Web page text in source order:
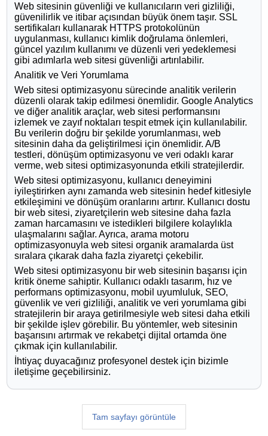
Web sitesinin güvenliği ve kullanıcıların veri gizliliği,
güvenilirlik ve itibar açısından büyük önem taşır. SSL
sertifikaları kullanarak HTTPS protokolünün
uygulanması, kullanıcı kimlik doğrulama önlemleri,
güncel yazılım kullanımı ve düzenli veri yedeklemesi
gibi adımlarla web sitesi güvenliği artırılabilir.
Analitik ve Veri Yorumlama
Web sitesi optimizasyonu sürecinde analitik verilerin
düzenli olarak takip edilmesi önemlidir. Google Analytics
ve diğer analitik araçlar, web sitesi performansını
izlemek ve zayıf noktaları tespit etmek için kullanılabilir.
Bu verilerin doğru bir şekilde yorumlanması, web
sitesinin daha da geliştirilmesi için önemlidir. A/B
testleri, dönüşüm optimizasyonu ve veri odaklı karar
verme, web sitesi optimizasyonunda etkili stratejilerdir.
Web sitesi optimizasyonu, kullanıcı deneyimini
iyileştirirken aynı zamanda web sitesinin hedef kitlesiyle
etkileşimini ve dönüşüm oranlarını artırır. Kullanıcı dostu
bir web sitesi, ziyaretçilerin web sitesine daha fazla
zaman harcamasını ve istedikleri bilgilere kolaylıkla
ulaşmalarını sağlar. Ayrıca, arama motoru
optimizasyonuyla web sitesi organik aramalarda üst
sıralara çıkarak daha fazla ziyaretçi çekebilir.
Web sitesi optimizasyonu bir web sitesinin başarısı için
kritik öneme sahiptir. Kullanıcı odaklı tasarım, hız ve
performans optimizasyonu, mobil uyumluluk, SEO,
güvenlik ve veri gizliliği, analitik ve veri yorumlama gibi
stratejilerin bir araya getirilmesiyle web sitesi daha etkili
bir şekilde işlev görebilir. Bu yöntemler, web sitesinin
başarısını artırmak ve rekabetçi dijital ortamda öne
çıkmak için kullanılabilir.
İhtiyaç duyacağınız profesyonel destek için bizimle
iletişime geçebilirsiniz.
Tam sayfayı görüntüle